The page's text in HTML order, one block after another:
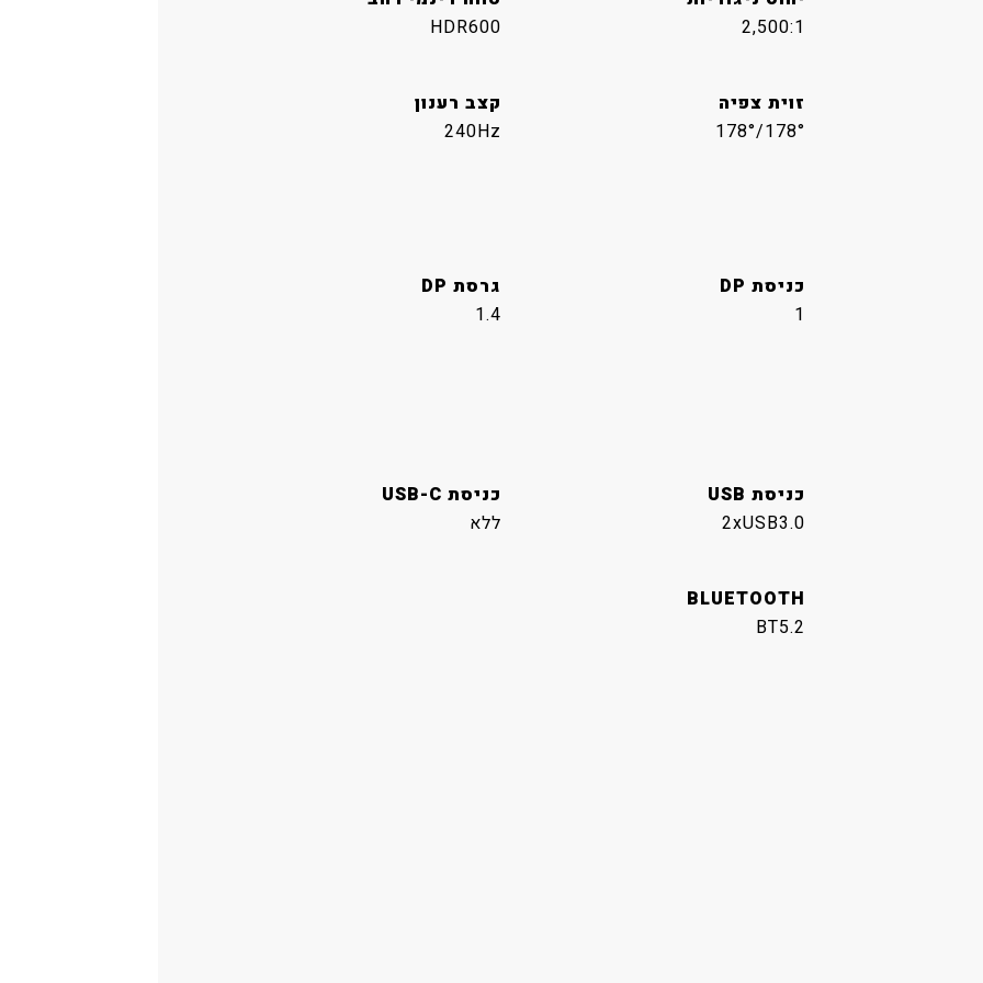
2,500:1
HDR600
זוית צפיה
178°/178°
קצב רענון
240Hz
כניסת DP
1
גרסת DP
1.4
כניסת USB
2xUSB3.0
כניסת USB-C
ללא
BLUETOOTH
BT5.2